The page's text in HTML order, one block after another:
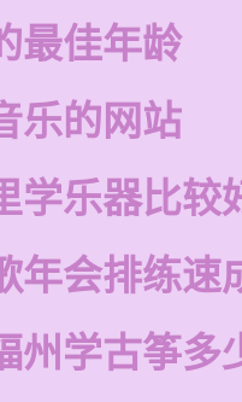
最佳年龄
乐的网站
学乐器比较
年会排练速
州学古筝多